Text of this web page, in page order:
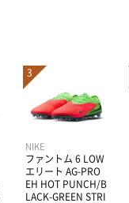
NIKE
ファントム 6 LOW
エリート AG-PRO
EH HOT PUNCH/B
LACK-GREEN STRI